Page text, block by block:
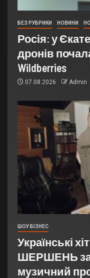
БЕЗ РУБРИКИ НОВИНИ
Росія: у
дронів
Wildberries
07.08.2026 Admin
ШОУ БІЗНЕС
Українські
ШЕРШЕНЬ
музичний